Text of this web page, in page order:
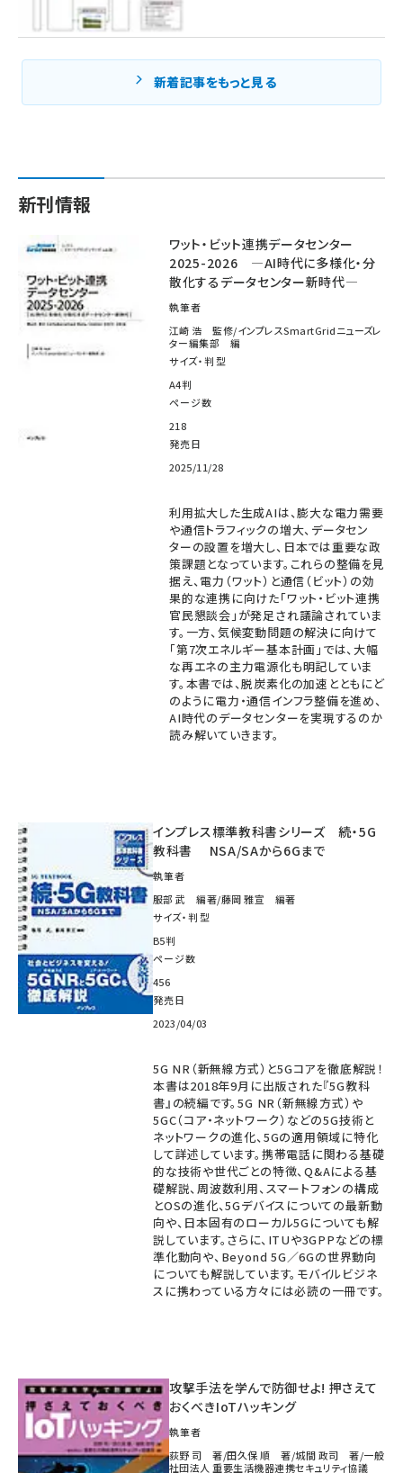
新着記事をもっと見る
新刊情報
ワット・ビット連携データセンター
2025-2026 ―AI時代に多様化・分
散化するデータセンター新時代―
執筆者
江崎 浩 監修/インプレスSmartGridニューズレ
ター編集部 編
サイズ・判型
A4判
ページ数
218
発売日
2025/11/28
利用拡大した生成AIは、膨大な電力需要
や通信トラフィックの増大、データセン
ターの設置を増大し、日本では重要な政
策課題となっています。これらの整備を見
据え、電力（ワット）と通信（ビット）の効
果的な連携に向けた「ワット・ビット連携
官民懇談会」が発足され議論されていま
す。一方、気候変動問題の解決に向けて
「第7次エネルギー基本計画」では、大幅
な再エネの主力電源化も明記していま
す。本書では、脱炭素化の加速とともにど
のように電力・通信インフラ整備を進め、
AI時代のデータセンターを実現するのか
読み解いていきます。
インプレス標準教科書シリーズ 続・5G
教科書 NSA/SAから6Gまで
執筆者
服部 武 編著/藤岡 雅宣 編著
サイズ・判型
B5判
ページ数
456
発売日
2023/04/03
5G NR（新無線方式）と5Gコアを徹底解説！
本書は2018年9月に出版された『5G教科
書』の続編です。5G NR（新無線方式）や
5GC（コア・ネットワーク）などの5G技術と
ネットワークの進化、5Gの適用領域に特化
して詳述しています。携帯電話に関わる基礎
的な技術や世代ごとの特徴、Q&Aによる基
礎解説、周波数利用、スマートフォンの構成
とOSの進化、5Gデバイスについての最新動
向や、日本固有のローカル5Gについても解
説しています。さらに、ITUや3GPPなどの標
準化動向や、Beyond 5G／6Gの世界動向
についても解説しています。モバイルビジネ
スに携わっている方々には必読の一冊です。
攻撃手法を学んで防御せよ! 押さえて
おくべきIoTハッキング
執筆者
荻野 司 著/田久保 順 著/城間 政司 著/一般
社団法人 重要生活機器連携セキュリティ協議